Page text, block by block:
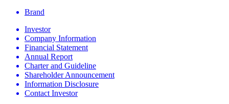
Brand
Investor
Company Information
Financial Statement
Annual Report
Charter and Guideline
Shareholder Announcement
Information Disclosure
Contact Investor